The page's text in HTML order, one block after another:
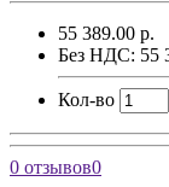
55 389.00 р.
Без НДС: 55
Кол-во
0 отзывов0